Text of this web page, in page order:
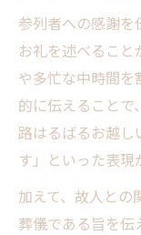
参列者への感謝
お礼を述べるこ
や多忙な中時間
的に伝えることで
路はるばるお越し
す」といった表現
加えて、故人との
葬儀である旨を伝